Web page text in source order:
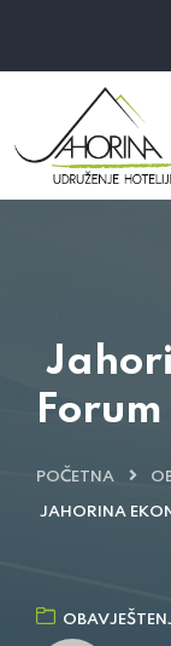
Forum
POČETNA
JAHORINA